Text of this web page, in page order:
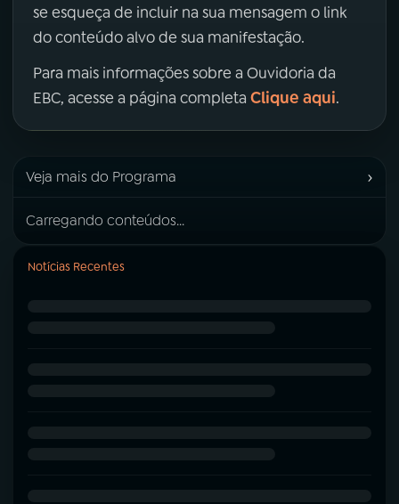
se esqueça de incluir na sua mensagem o link
do conteúdo alvo de sua manifestação.
Para mais informações sobre a Ouvidoria da
EBC, acesse a página completa Clique aqui.
Veja mais do Programa ›
Carregando conteúdos...
Notícias Recentes